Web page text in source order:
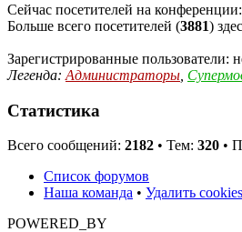
Сейчас посетителей на конференции:
Больше всего посетителей (3881)
Зарегистрированные пользователи:
Легенда: Администраторы
Статистика
Всего сообщений: 2182 • Тем: 320 •
Список форумов
Наша команда • Удалить
POWERED_BY